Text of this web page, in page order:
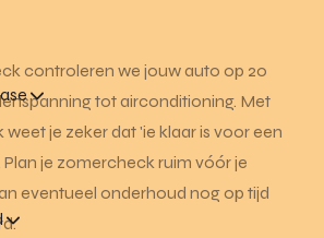
controleren we jouw auto op 20
tot airconditioning. Met
je zeker dat 'ie klaar is voor een
je zomercheck ruim vóór je
eventueel onderhoud nog op tijd